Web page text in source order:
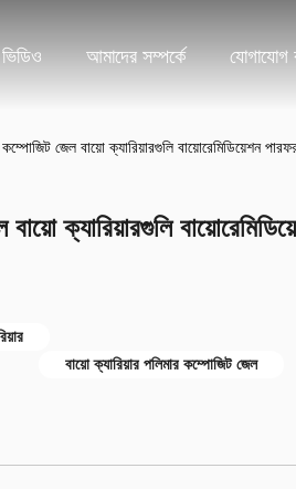
ভিডিও আমাদের সম্পর্কে
জেল বায়ো ক্যারিয়ারগুলি বায়োরেমিডিয়েশন
ক্যারিয়ারগুলি
বায়ো ক্যারিয়ার পলিমার কম্পোজিট জেল